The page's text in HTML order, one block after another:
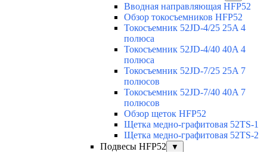
Вводная направляющая HFP52
Обзор токосъемников HFP52
Токосъемник 52JD-4/25 25A 4
полюса
Токосъемник 52JD-4/40 40A 4
полюса
Токосъемник 52JD-7/25 25A 7
полюсов
Токосъемник 52JD-7/40 40A 7
полюсов
Обзор щеток HFP52
Щетка медно-графитовая 52TS-1
Щетка медно-графитовая 52TS-2
Подвесы HFP52
▼